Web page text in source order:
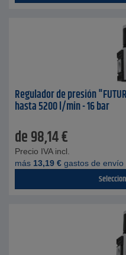
Regulador de presión
hasta 5200 l/min - 16 bar
de98,14€
Precio IVA incl.
más 13,19 € gastos de envío